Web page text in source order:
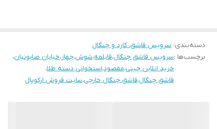
دسته‌بندی: سرویس قاشق، کارد و چنگال
برچسب‌ها :سرویس قاشق چنگال،قابلمه،شوش،جهاز،خیابان صابونیان،
خرید انلاین چینی،مقصود،استخوانی دسته طلا،
قاشق چنگال،قاشق چنگال خارجی،سایت فروش ارکوپال